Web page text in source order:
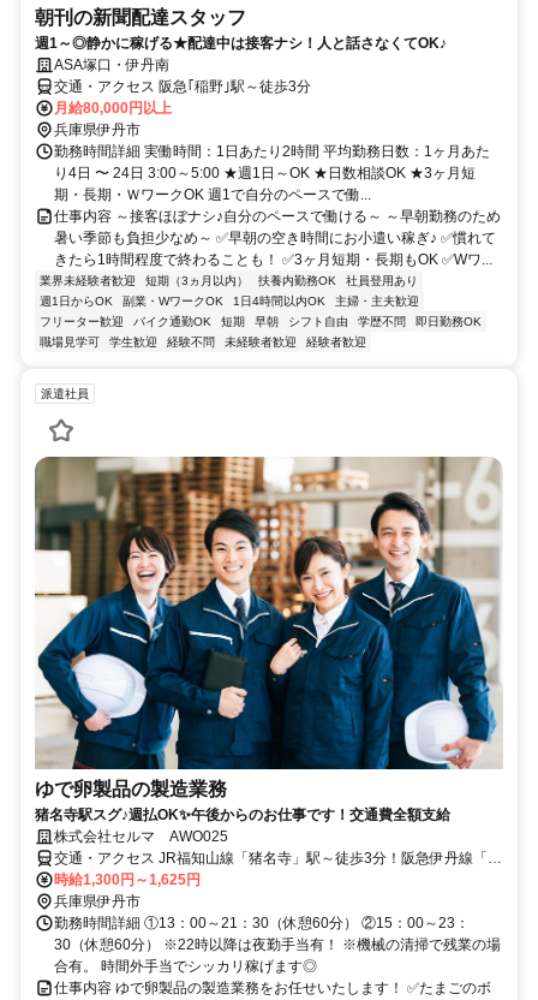
朝刊の新聞配達スタッフ
週1～◎静かに稼げる★配達中は接客ナシ！人と話さなくてOK♪
ASA塚口・伊丹南
交通・アクセス 阪急｢稲野｣駅～徒歩3分
月給80,000円以上
兵庫県伊丹市
勤務時間詳細 実働時間：1日あたり2時間 平均勤務日数：1ヶ月あた
り4日 〜 24日 3:00～5:00 ★週1日～OK ★日数相談OK ★3ヶ月短
期・長期・ＷワークOK 週1で自分のペースで働...
仕事内容 ～接客ほぼナシ♪自分のペースで働ける～ ～早朝勤務のため
暑い季節も負担少なめ～ ✅早朝の空き時間にお小遣い稼ぎ♪ ✅慣れて
きたら1時間程度で終わることも！ ✅3ヶ月短期・長期もOK ✅Wワ...
業界未経験者歓迎 短期（3ヵ月以内） 扶養内勤務OK
社員登用あり
週1日からOK
副業・WワークOK 1日4時間以内OK
主婦・主夫歓迎
フリーター歓迎
バイク通勤OK 短期 早朝 シフト自由 学歴不問
即日勤務OK
職場見学可
学生歓迎 経験不問 未経験者歓迎 経験者歓迎
派遣社員
ゆで卵製品の製造業務
猪名寺駅スグ♪週払OK✨午後からのお仕事です！交通費全額支給
株式会社セルマ AWO025
交通・アクセス JR福知山線「猪名寺」駅～徒歩3分！阪急伊丹線「稲
野」駅～徒歩5分！
時給1,300円～1,625円
兵庫県伊丹市
勤務時間詳細 ①13：00～21：30（休憩60分） ②15：00～23：
30（休憩60分） ※22時以降は夜勤手当有！ ※機械の清掃で残業の場
合有。 時間外手当でシッカリ稼げます◎
仕事内容 ゆで卵製品の製造業務をお任せいたします！ ✅たまごのボ